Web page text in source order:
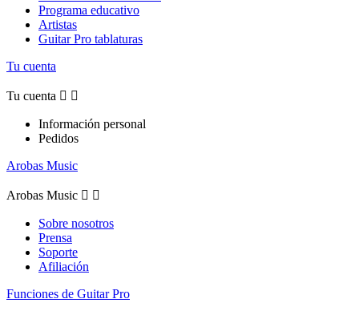
Programa educativo
Artistas
Guitar Pro tablaturas
Tu cuenta
Tu cuenta  
Información personal
Pedidos
Arobas Music
Arobas Music  
Sobre nosotros
Prensa
Soporte
Afiliación
Funciones de Guitar Pro